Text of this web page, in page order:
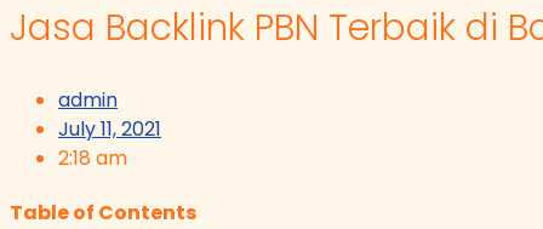
Jasa Backlink PBN Terbaik di
admin
July 11, 2021
2:18 am
Table of Contents